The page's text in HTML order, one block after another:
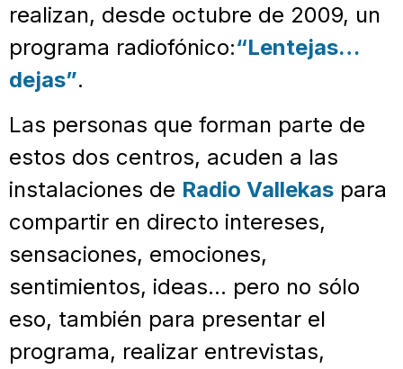
realizan, desde octubre de 2009, un
programa radiofónico:“Lentejas…
dejas”.
Las personas que forman parte de
estos dos centros, acuden a las
instalaciones de Radio Vallekas para
compartir en directo intereses,
sensaciones, emociones,
sentimientos, ideas… pero no sólo
eso, también para presentar el
programa, realizar entrevistas,